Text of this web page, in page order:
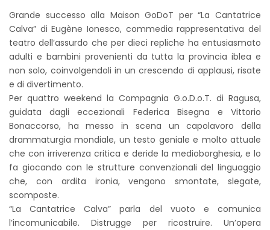
Grande successo alla Maison GoDoT per “La Cantatrice
Calva” di Eugène Ionesco, commedia rappresentativa del
teatro dell’assurdo che per dieci repliche ha entusiasmato
adulti e bambini provenienti da tutta la provincia iblea e
non solo, coinvolgendoli in un crescendo di applausi, risate
e di divertimento.
Per quattro weekend la Compagnia G.o.D.o.T. di Ragusa,
guidata dagli eccezionali Federica Bisegna e Vittorio
Bonaccorso, ha messo in scena un capolavoro della
drammaturgia mondiale, un testo geniale e molto attuale
che con irriverenza critica e deride la medioborghesia, e lo
fa giocando con le strutture convenzionali del linguaggio
che, con ardita ironia, vengono smontate, slegate,
scomposte.
“La Cantatrice Calva” parla del vuoto e comunica
l’incomunicabile. Distrugge per ricostruire. Un’opera